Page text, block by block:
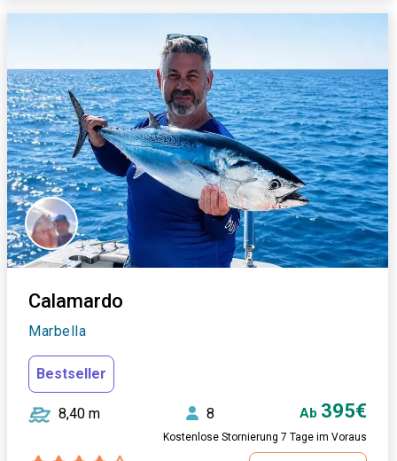
Calamardo
Marbella
Bestseller
8,40 m 8 Ab 395€
Kostenlose Stornierung 7 Tage im Voraus